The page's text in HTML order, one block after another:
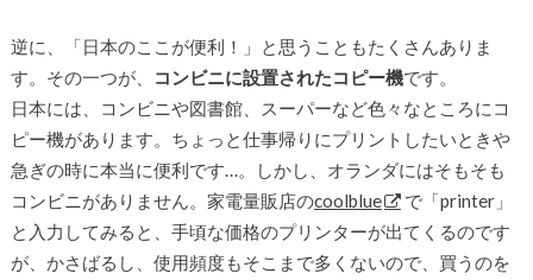
逆に、「日本のここが便利！」と思うこともたくさんありま
す。その一つが、
コンビニに設置されたコピー機です。
日本には、コンビニや図書館、スーパーなど色々なところにコ
ピー機があります。ちょっと仕事帰りにプリントしたいときや
急ぎの時に本当に便利です…。しかし、オランダにはそもそも
コンビニがありません。家電量販店のcoolblue
で「printer」
と入力してみると、手頃な価格のプリンターが出てくるのです
が、かさばるし、使用頻度もそこまで多くないので、買うのを